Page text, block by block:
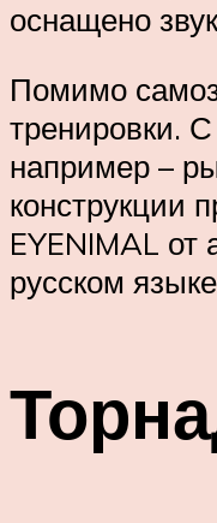
оснащено
Помимо
тренировки.
например –
конструкции
EYENIMAL от
русском